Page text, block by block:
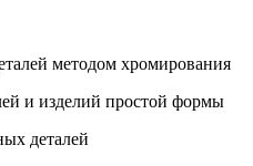
методом хромирования
и изделий простой формы
деталей